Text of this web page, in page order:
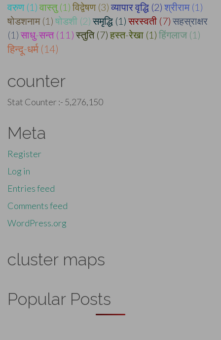
वरुण (1) वास्तु (1) विद्वेषण (3) व्यापार वृद्धि (2) श्रीराम (1)
षोडशनाम (1) षोडशी (2) समृद्धि (1) सरस्वती (7) सहस्राक्षर
(1) साधु-सन्त (11) स्तुति (7) हस्त-रेखा (1) हिंगलाज (1)
हिन्दू-धर्म (14)
counter
Stat Counter :- 5,276,150
Meta
Register
Log in
Entries feed
Comments feed
WordPress.org
cluster maps
Popular Posts